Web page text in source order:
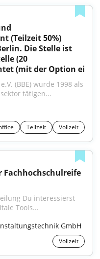
(Teilzeit 50%)
Die Stelle ist
(20
(mit der Option ei
(BBE) wurde 1998 als
tätigen...
Teilzeit Vollzeit
Du interessierst
Tools...
GmbH
Vollzeit